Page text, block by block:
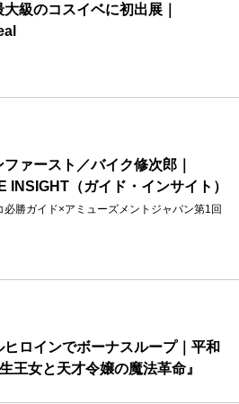
級のコスイベに初出展｜
ファースト／バイク修次郎｜
INSIGHT（ガイド・インサイト）
必勝ガイド×アミューズメントジャパン第1回
ヒロインでボーナスループ｜平和
生王女と天才令嬢の魔法革命』